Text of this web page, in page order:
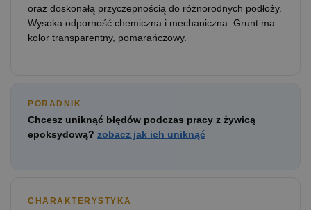
oraz doskonałą przyczepnością do różnorodnych podłoży.
Wysoka odporność chemiczna i mechaniczna. Grunt ma
kolor transparentny, pomarańczowy.
PORADNIK
Chcesz uniknąć błędów podczas pracy z żywicą
epoksydową? zobacz jak ich uniknąć
CHARAKTERYSTYKA